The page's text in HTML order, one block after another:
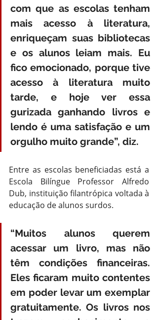
com que as escolas tenham
mais acesso à literatura,
enriqueçam suas bibliotecas
e os alunos leiam mais. Eu
fico emocionado, porque tive
acesso à literatura muito
tarde, e hoje ver essa
gurizada ganhando livros e
lendo é uma satisfação e um
orgulho muito grande”, diz.
Entre as escolas beneficiadas está a
Escola Bilíngue Professor Alfredo
Dub, instituição filantrópica voltada à
educação de alunos surdos.
“Muitos alunos querem
acessar um livro, mas não
têm condições financeiras.
Eles ficaram muito contentes
em poder levar um exemplar
gratuitamente. Os livros nos